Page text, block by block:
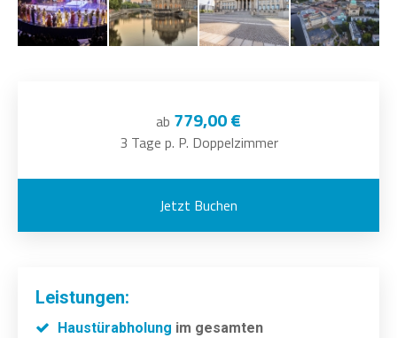
ab 779,00 €
3 Tage p. P. Doppelzimmer
Jetzt Buchen
Leistungen:
Haustürabholung im gesamten